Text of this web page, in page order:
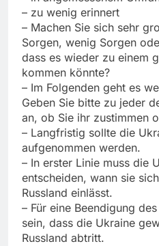
– zu wenig erinnert
– Machen Sie sich sehr
Sorgen, wenig Sorgen
dass es wieder zu einem
kommen könnte?
– Im Folgenden geht es
Geben Sie bitte zu jeder
an, ob Sie ihr zustimmen
– Langfristig sollte die
aufgenommen werden.
– In erster Linie muss die
entscheiden, wann sie
Russland einlässt.
– Für eine Beendigung
sein, dass die Ukraine
Russland abtritt.